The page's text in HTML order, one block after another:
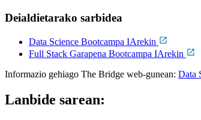
Deialdietarako sarbidea
Data Science Bootcampa IArekin
Full Stack Garapena Bootcampa IArekin
Informazio gehiago The Bridge web-gunean: Data
Lanbide sarean: